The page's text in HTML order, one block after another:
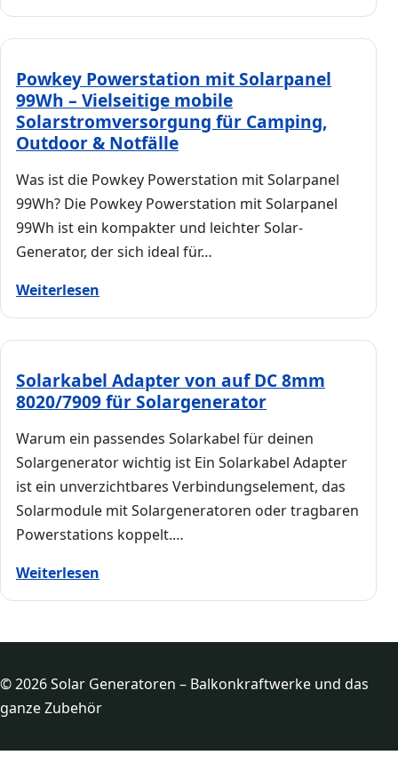
Powkey Powerstation mit Solarpanel
99Wh – Vielseitige mobile
Solarstromversorgung für Camping,
Outdoor & Notfälle
Was ist die Powkey Powerstation mit Solarpanel
99Wh? Die Powkey Powerstation mit Solarpanel
99Wh ist ein kompakter und leichter Solar-
Generator, der sich ideal für…
Weiterlesen
Solarkabel Adapter von auf DC 8mm
8020/7909 für Solargenerator
Warum ein passendes Solarkabel für deinen
Solargenerator wichtig ist Ein Solarkabel Adapter
ist ein unverzichtbares Verbindungselement, das
Solarmodule mit Solargeneratoren oder tragbaren
Powerstations koppelt.…
Weiterlesen
© 2026 Solar Generatoren – Balkonkraftwerke und das
ganze Zubehör